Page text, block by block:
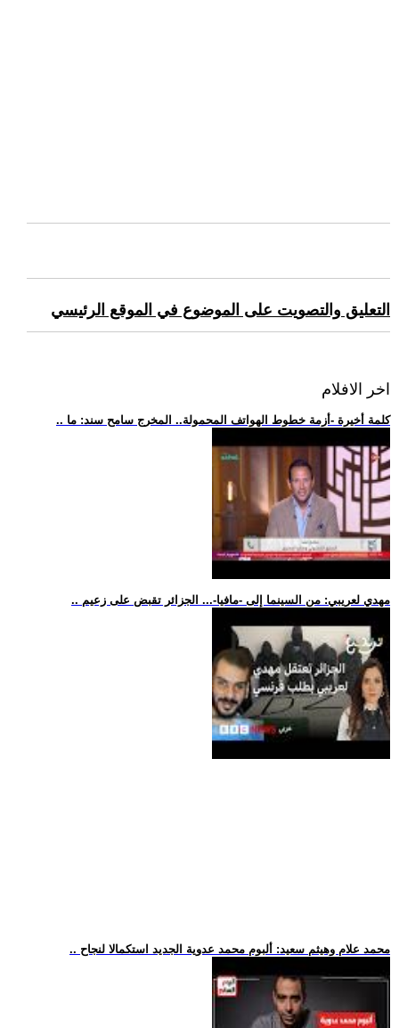
التعليق والتصويت على الموضوع في الموقع الرئيسي
اخر الافلام
.. كلمة أخيرة -أزمة خطوط الهواتف المحمولة.. المخرج سامح سند: ما
.. مهدي لعريبي: من السينما إلى -مافيا-... الجزائر تقبض على زعيم
.. محمد علام وهيثم سعيد: ألبوم محمد عدوية الجديد استكمالا لنجاح